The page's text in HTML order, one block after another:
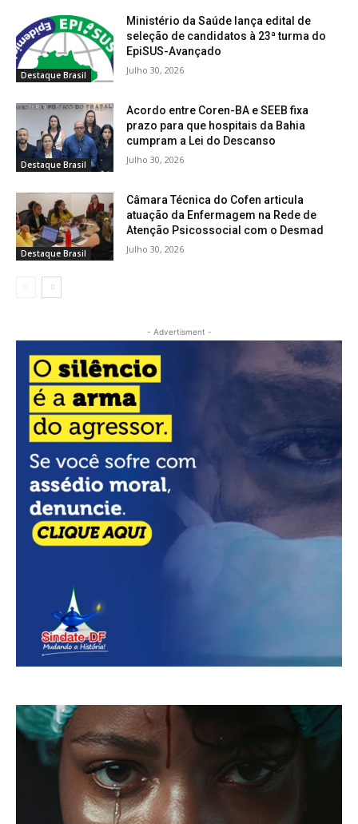
Destaque Brasil
Ministério da Saúde lança edital de
seleção de candidatos à 23ª turma do
EpiSUS-Avançado
Julho 30, 2026
Destaque Brasil
Acordo entre Coren-BA e SEEB fixa
prazo para que hospitais da Bahia
cumpram a Lei do Descanso
Julho 30, 2026
Destaque Brasil
Câmara Técnica do Cofen articula
atuação da Enfermagem na Rede de
Atenção Psicossocial com o Desmad
Julho 30, 2026
- Advertisment -